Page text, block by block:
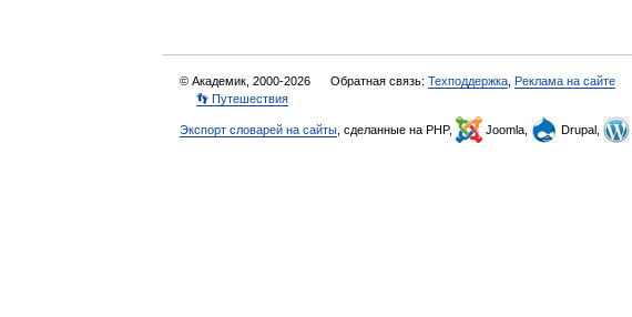
© Академик, 2000-2026 Обратная связь: Техподдержка Реклама на сайте
👣 Путешествия
Экспорт словарей на сайты , сделанные на PHP, Joomla, Drupal,